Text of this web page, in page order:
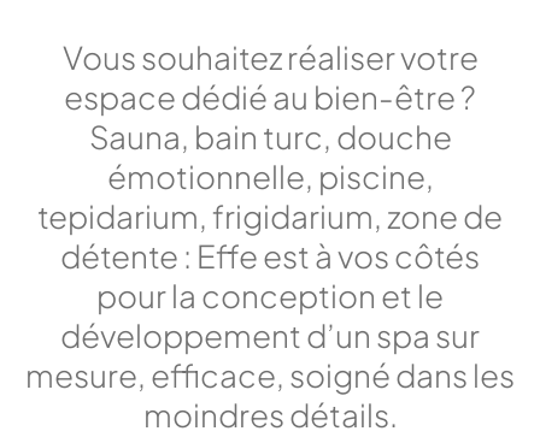
Vous souhaitez réaliser votre
espace dédié au bien-être ?
Sauna, bain turc, douche
émotionnelle, piscine,
tepidarium, frigidarium, zone de
détente : Effe est à vos côtés
pour la conception et le
développement d’un spa sur
mesure, efficace, soigné dans les
moindres détails.